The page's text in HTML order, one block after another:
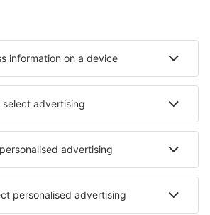
Unterkunft in Mount Pleasant
- Städte
sur-Tharonne Unterkunft in Medan
Posad Unterkunft in Parres